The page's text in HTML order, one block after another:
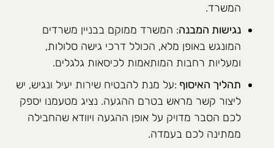
המשרד.
נגישות המבנה: המשרד ממוקם בבניין משרדים
המונגש באופן מלא, הכולל דרכי גישה סלולות,
ומעליות רחבות המותאמות לכיסאות גלגלים.
תהליך האיסוף :על מנת להבטיח שירות יעיל ונגיש, יש
ליצור קשר מראש בטרם ההגעה. נציג מטעמנו יספק
לכם הסבר מדויק על אופן ההגעה ויוודא שהחבילה
ממתינה לכם בעמדה.